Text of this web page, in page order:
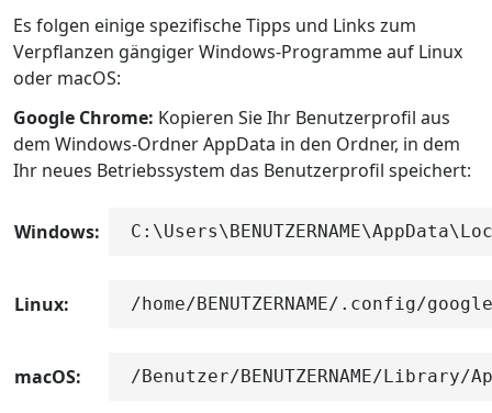
Es folgen einige spezifische Tipps und Links zum
Verpflanzen gängiger Windows-Programme auf Linux
oder macOS:
Google Chrome: Kopieren Sie Ihr Benutzerprofil aus
dem Windows-Ordner AppData in den Ordner, in dem
Ihr neues Betriebssystem das Benutzerprofil speichert:
Windows:
Linux: /home/BENUTZERNAME/.config/
macOS: /Benutzer/BENUTZERNAME/